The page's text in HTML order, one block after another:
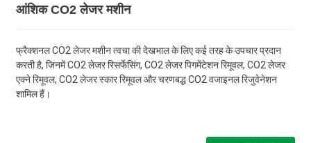
आंशिक CO2 लेजर मशीन
फ्रैक्शनल CO2 लेजर मशीन त्वचा की देखभाल के लिए कई तरह के उपचार प्रदान
करती है, जिनमें CO2 लेजर रिसर्फेसिंग, CO2 लेजर पिगमेंटेशन रिमूवल, CO2 लेजर
एक्ने रिमूवल, CO2 लेजर स्कार रिमूवल और चरणबद्ध CO2 वजाइनल रिजुवेनेशन
शामिल हैं।